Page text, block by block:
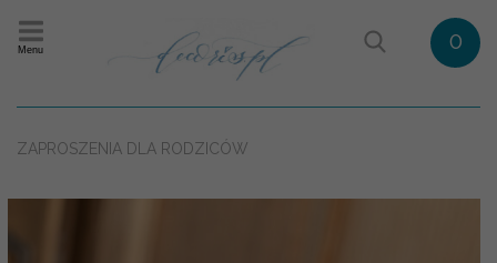
Menu 0
ZAPROSZENIA DLA RODZICÓW